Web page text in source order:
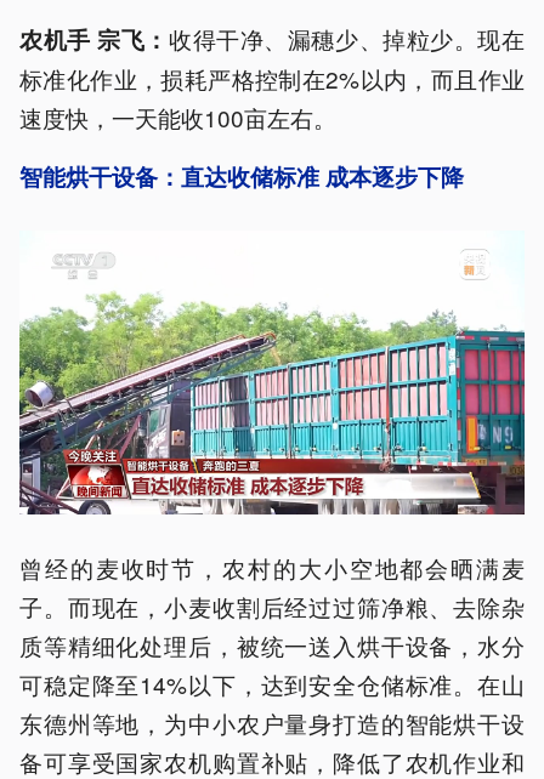
农机手 宗飞： 收得干净、漏穗少、掉粒少。现在
标准化作业，损耗严格控制在2%以内，而且作业
速度快，一天能收100亩左右。
智能烘干设备：直达收储标准 成本逐步下降
曾经的麦收时节，农村的大小空地都会晒满麦
子。而现在，小麦收割后经过过筛净粮、去除杂
质等精细化处理后，被统一送入烘干设备，水分
可稳定降至14%以下，达到安全仓储标准。在山
东德州等地，为中小农户量身打造的智能烘干设
备可享受国家农机购置补贴，降低了农机作业和